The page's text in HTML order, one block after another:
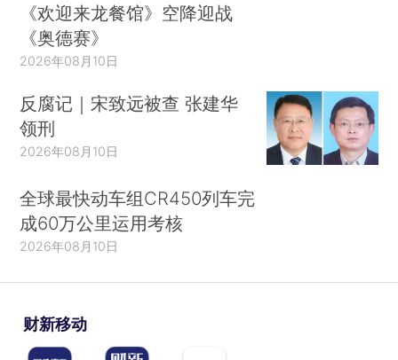
《欢迎来龙餐馆》空降迎战
《奥德赛》
2026年08月10日
反腐记｜宋致远被查 张建华
领刑
2026年08月10日
全球最快动车组CR450列车完
成60万公里运用考核
2026年08月10日
财新移动